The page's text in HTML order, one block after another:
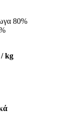
80%
/ kg